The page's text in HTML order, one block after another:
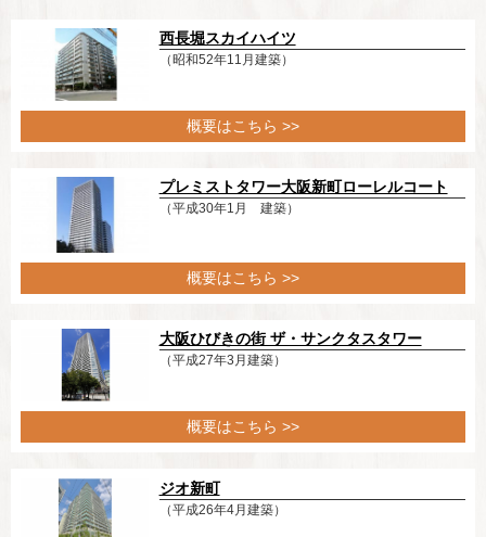
西長堀スカイハイツ
（昭和52年11月建築）
概要はこちら >>
プレミストタワー大阪新町ローレルコート
（平成30年1月 建築）
概要はこちら >>
大阪ひびきの街 ザ・サンクタスタワー
（平成27年3月建築）
概要はこちら >>
ジオ新町
（平成26年4月建築）